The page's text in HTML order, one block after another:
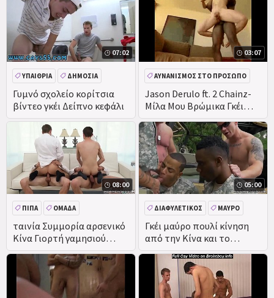
07:02
Γυμνό σχολείο κορίτσια
βίντεο γκέι Δείπνο κεφάλι
ΥΠΑΊΘΡΙΑ
ΔΗΜΌΣΙΑ
ΠΡΑΓΜΑΤΙΚΌΤΗΤΑ
03:07
Jason Derulo ft. 2 Chainz-
Μίλα Μου Βρώμικα Γκέι
Μουσική Βίντεο
ΑΥΝΑΝΙΣΜΌΣ ΣΤΟ ΠΡΌΣΩΠΟ
ΔΙΑΦΥΛΕΤΙΚΌΣ
ΚΏΛΟ
ΠΊΠΑ
08:00
ταινία Συμμορία αρσενικό
Κίνα Γιορτή γαμησιού
homo Gonzo πρεσβύτεροι
Γκάρετ και & nbsp; Ζάντερ
ΠΊΠΑ ΟΜΆΔΑ
05:00
Γκέι μαύρο πουλί κίνηση
από την Κίνα και το
βράσιμο στον ατμό εικόνα
κορίτσια της
ΔΙΑΦΥΛΕΤΙΚΌΣ
ΜΑΎΡΟ
ΟΜΆΔΑ